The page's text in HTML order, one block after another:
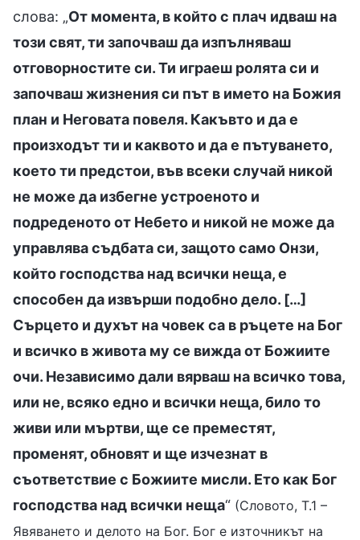
слова: „От момента, в който с плач идваш на
този свят, ти започваш да изпълняваш
отговорностите си. Ти играеш ролята си и
започваш жизнения си път в името на Божия
план и Неговата повеля. Какъвто и да е
произходът ти и каквото и да е пътуването,
което ти предстои, във всеки случай никой
не може да избегне устроеното и
подреденото от Небето и никой не може да
управлява съдбата си, защото само Онзи,
който господства над всички неща, е
способен да извърши подобно дело. […]
Сърцето и духът на човек са в ръцете на Бог
и всичко в живота му се вижда от Божиите
очи. Независимо дали вярваш на всичко това,
или не, всяко едно и всички неща, било то
живи или мъртви, ще се преместят,
променят, обновят и ще изчезнат в
съответствие с Божиите мисли. Ето как Бог
господства над всички неща“ (Словото, Т.1 –
Явяването и делото на Бог. Бог е източникът на